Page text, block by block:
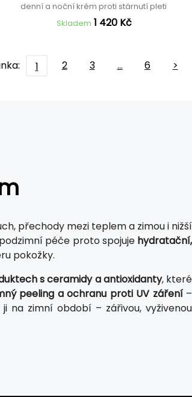
denní a noční krém proti stárnutí pleti
Skladem 1 420 Kč
1 2 3 … 6 >
přechody mezi teplem a zimou i nižší
péče proto spojuje hydratační,
pokožky.
s ceramidy a antioxidanty, které
peeling a ochranu proti UV záření–
zimní období – zářivou, vyživenou